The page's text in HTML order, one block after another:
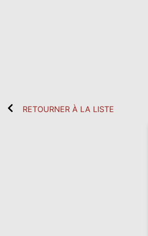
RETOURNER À LA LISTE